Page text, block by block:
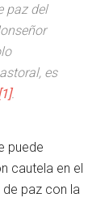
paz del
es
.
puede
cautela en el
paz con la